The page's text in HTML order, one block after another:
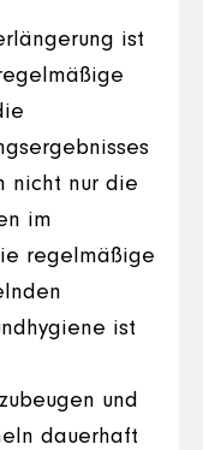
ist
nicht nur die
im
regelmäßige
ist
und
dauerhaft